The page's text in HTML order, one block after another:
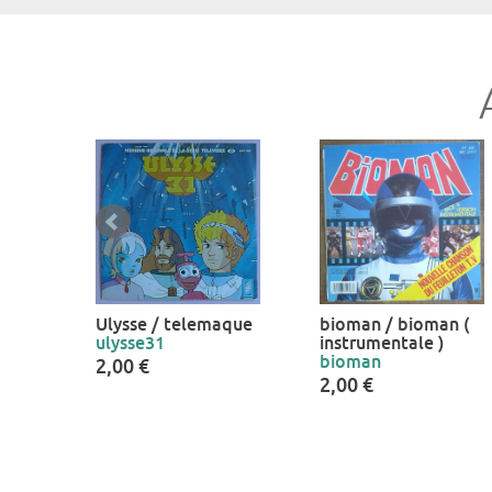
Ulysse / telemaque
ulysse31
2,00 €
bioman / bioman (
instrumentale )
bioman
2,00 €